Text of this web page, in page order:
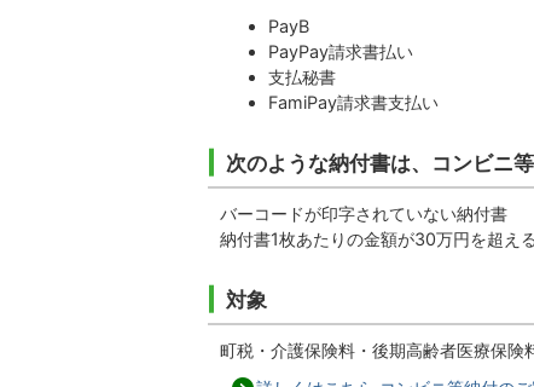
PayB
PayPay請求書払い
支払秘書
FamiPay請求書支払い
次のような納付書は、コンビニ
バーコードが印字されていない納付書
納付書1枚あたりの金額が30万円を超え
対象
町税・介護保険料・後期高齢者医療保